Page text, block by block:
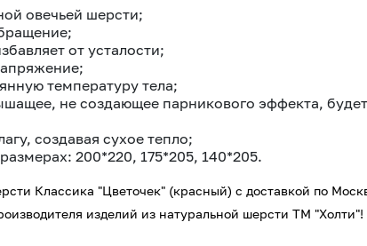
овечьей шерсти;
от усталости;
температуру тела;
не создающее парникового эффекта,
создавая сухое тепло;
200*220, 175*205, 140*205.
Классика "Цветочек" (красный) с доставкой по
изделий из натуральной шерсти ТМ "Холти"!